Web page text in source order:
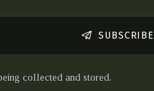
SUBSCRIBE
collected and stored.